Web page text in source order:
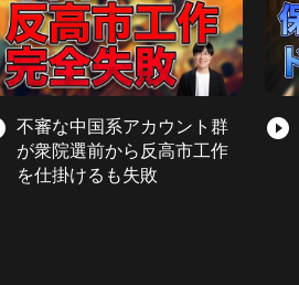
不審な中国系アカウント群
が衆院選前から反高市工作
を仕掛けるも失敗
play_circle_filled